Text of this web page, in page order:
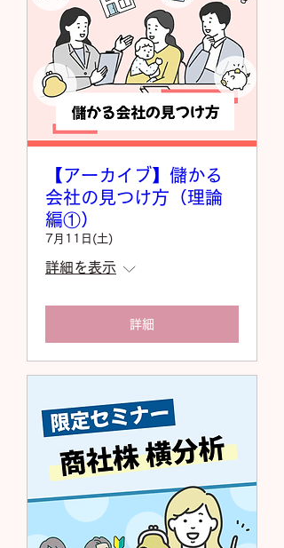
【アーカイブ】儲かる
会社の見つけ方（理論
編①）
7月11日(土)
詳細を表示
詳細